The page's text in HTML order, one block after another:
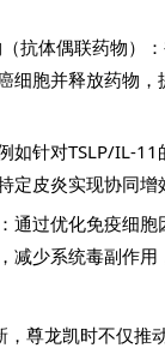
抗体偶联药物）：
细胞并释放药物
如针对TSLP/IL-
定皮炎实现协同增
通过优化免疫细胞
减少系统毒副作用
，尊龙凯时不仅推